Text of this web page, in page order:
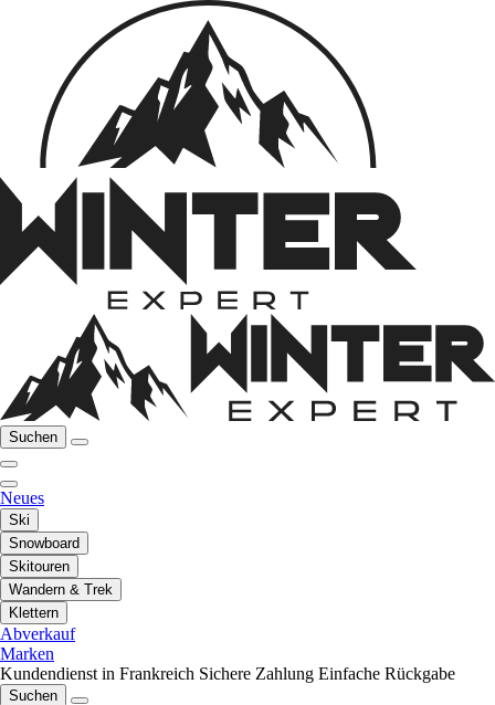
Suchen
Neues
Ski
Snowboard
Skitouren
Wandern & Trek
Klettern
Abverkauf
Marken
Kundendienst in Frankreich Sichere Zahlung Einfache Rückgabe
Suchen